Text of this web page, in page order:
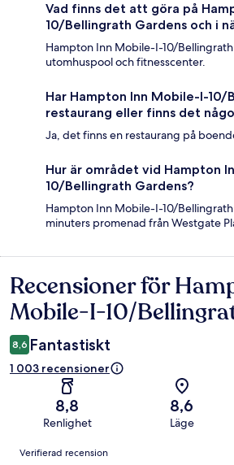
Vad finns det att göra på
10/Bellingrath Gardens och i
Hampton Inn Mobile-I-10/
utomhuspool och fitnesscenter.
Har Hampton Inn Mobile-I-10/
restaurang eller finns det
Ja, det finns en restaurang på
Hur är området vid Hampton
10/Bellingrath Gardens?
Hampton Inn Mobile-I-10/Bellingrath
minuters promenad från Westgate
Recensioner
Recensioner för
Mobile-I-10/
8,6 Fantastiskt
1 003 recensioner
8,8
Renlighet
8,6
Läge
Recensioner
Verifierad recension